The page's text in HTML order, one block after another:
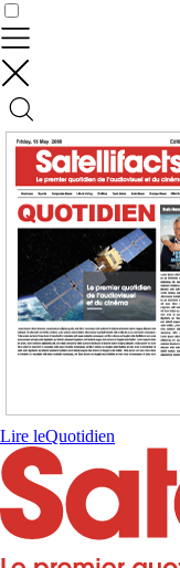
Lire leQuotidien
Contrôler vos données